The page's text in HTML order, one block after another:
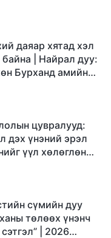
даяар хятад хэл
байна | Найрал дуу:
Бурханд амийн
цувралууд:
дэх үнэний эрэл
үүл хөлөглөн
сүмийн дуу
төлөөх үнэнч
| 2026